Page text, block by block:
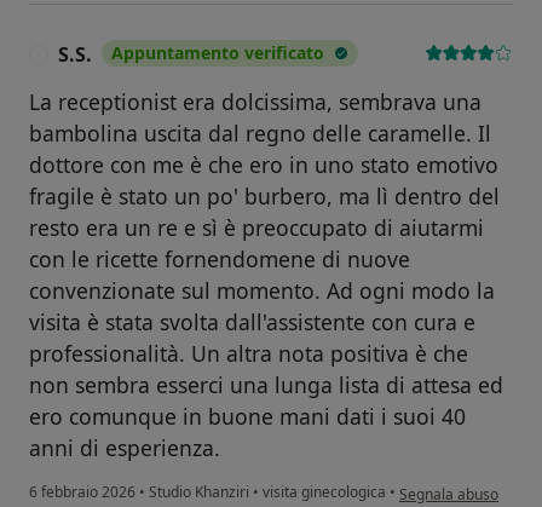
S.S. Appuntamento verificato
La receptionist era dolcissima, sembrava una
bambolina uscita dal regno delle caramelle. Il
dottore con me è che ero in uno stato emotivo
fragile è stato un po' burbero, ma lì dentro del
resto era un re e sì è preoccupato di aiutarmi
con le ricette fornendomene di nuove
convenzionate sul momento. Ad ogni modo la
visita è stata svolta dall'assistente con cura e
professionalità. Un altra nota positiva è che
non sembra esserci una lunga lista di attesa ed
ero comunque in buone mani dati i suoi 40
anni di esperienza.
6 febbraio 2026 • Studio Khanziri • visita ginecologica • secondo l'opinione
Segnala abuso